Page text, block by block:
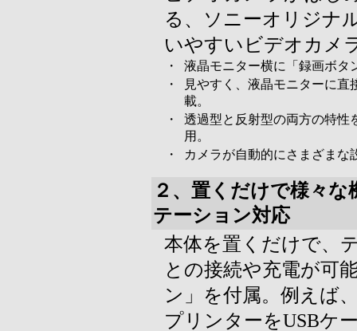
る、ソニーオリジナ
いやすいビデオカメ
・
液晶モニター横に「録画ボタ
・
見やすく、液晶モニターに
載。
・
透過型と反射型の両方の特性
用。
・
カメラが自動的にさまざまな
２、置くだけで様々
テーション対応
本体を置くだけで、
との接続や充電が可
ン」を付属。例えば
プリンターをUSBケ